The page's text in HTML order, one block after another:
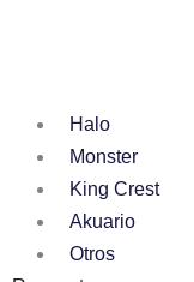
Halo
Monster
King Crest
Akuario
Otros